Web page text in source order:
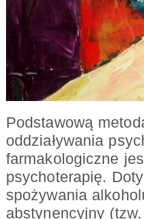
Podstawową
oddziaływania
farmakologiczne
psychoterapię.
spożywania
abstynencyjny